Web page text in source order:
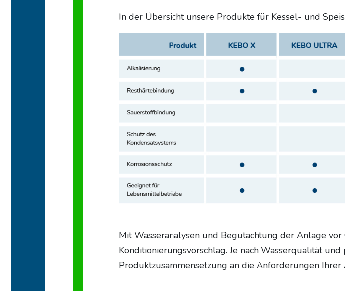
In der Übersicht unsere Produkte für Kessel- und
Mit Wasseranalysen und Begutachtung der Anlage
Konditionierungsvorschlag. Je nach Wasserqualität
Produktzusammensetzung an die Anforderungen Ihrer